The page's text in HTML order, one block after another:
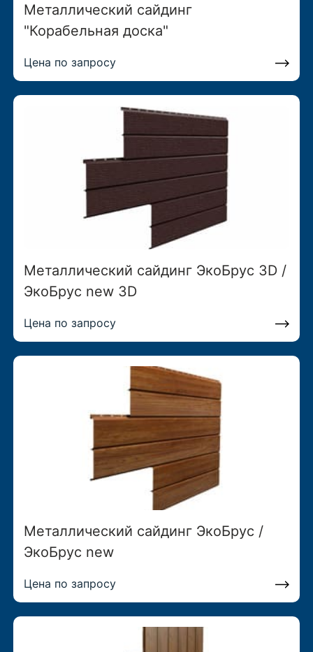
Металлический сайдинг
"Корабельная доска"
Цена по запросу
Металлический сайдинг ЭкоБрус 3D /
ЭкоБрус new 3D
Цена по запросу
Металлический сайдинг ЭкоБрус /
ЭкоБрус new
Цена по запросу